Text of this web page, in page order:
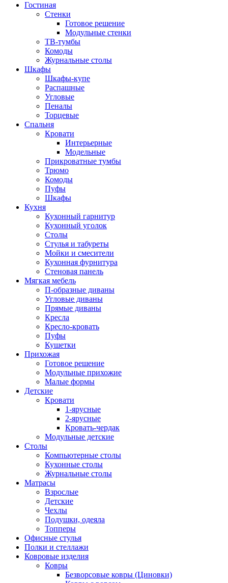
Гостиная
Стенки
Готовое решение
Модульные стенки
ТВ-тумбы
Комоды
Журнальные столы
Шкафы
Шкафы-купе
Распашные
Угловые
Пеналы
Торцевые
Спальня
Кровати
Интерьерные
Модельные
Прикроватные тумбы
Трюмо
Комоды
Пуфы
Шкафы
Кухня
Кухонный гарнитур
Кухонный уголок
Столы
Стулья и табуреты
Мойки и смесители
Кухонная фурнитура
Стеновая панель
Мягкая мебель
П-образные диваны
Угловые диваны
Прямые диваны
Кресла
Кресло-кровать
Пуфы
Кушетки
Прихожая
Готовое решение
Модульные прихожие
Малые формы
Детские
Кровати
1-ярусные
2-ярусные
Кровать-чердак
Модульные детские
Столы
Компьютерные столы
Кухонные столы
Журнальные столы
Матрасы
Взрослые
Детские
Чехлы
Подушки, одеяла
Топперы
Офисные стулья
Полки и стеллажи
Ковровые изделия
Ковры
Безворсовые ковры (Циновки)